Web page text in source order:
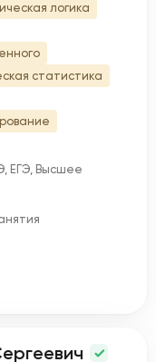
логика
статистика
ЕГЭ, Высшее